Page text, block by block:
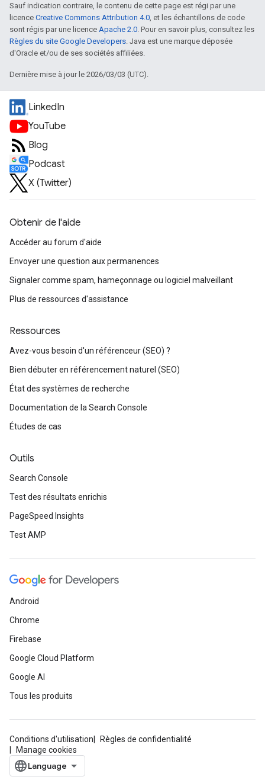
Sauf indication contraire, le contenu de cette page est régi par une
licence Creative Commons Attribution 4.0 , et les échantillons de code
sont régis par une licence Apache 2.0 . Pour en savoir plus, consultez les
Règles du site Google Developers . Java est une marque déposée
d'Oracle et/ou de ses sociétés affiliées.
Dernière mise à jour le 2026/03/03 (UTC).
LinkedIn
YouTube
Blog
Podcast
X (Twitter)
Obtenir de l'aide
Accéder au forum d'aide
Envoyer une question aux permanences
Signaler comme spam, hameçonnage ou logiciel malveillant
Plus de ressources d'assistance
Ressources
Avez-vous besoin d'un référenceur (SEO) ?
Bien débuter en référencement naturel (SEO)
État des systèmes de recherche
Documentation de la Search Console
Études de cas
Outils
Search Console
Test des résultats enrichis
PageSpeed Insights
Test AMP
Android
Chrome
Firebase
Google Cloud Platform
Google AI
Tous les produits
Conditions d'utilisation
Règles de confidentialité
Manage cookies